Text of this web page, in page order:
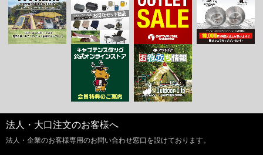
法人・大口注文のお客様へ
法人・企業のお客様専用のお問い合わせ窓口を設けております。